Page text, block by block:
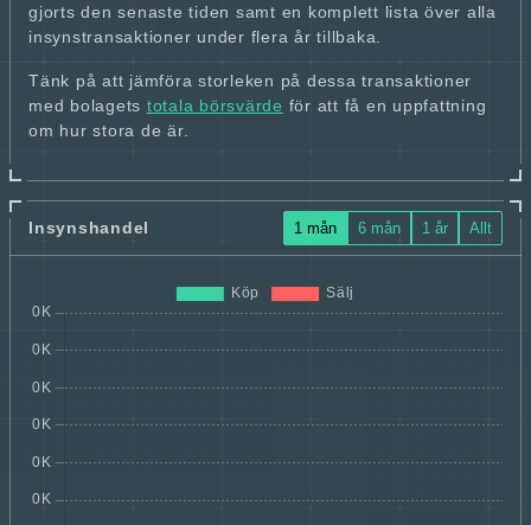
gjorts den senaste tiden samt en komplett lista över alla
insynstransaktioner under flera år tillbaka.
Tänk på att jämföra storleken på dessa transaktioner
med bolagets totala börsvärde för att få en uppfattning
om hur stora de är.
Insynshandel 1 mån 6 mån 1 år Allt